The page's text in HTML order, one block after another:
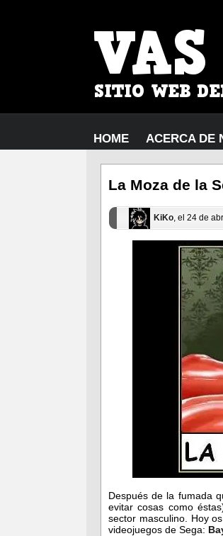
HOME ACERCA DE
La Moza de la
KiKo, el 24 de
Después de la fumada
evitar cosas como
sector masculino. Hoy
videojuegos de Sega: